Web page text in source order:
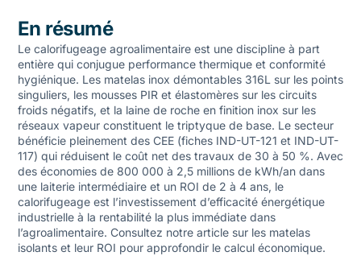
En résumé
Le calorifugeage agroalimentaire est une discipline à part
entière qui conjugue performance thermique et conformité
hygiénique. Les matelas inox démontables 316L sur les points
singuliers, les mousses PIR et élastomères sur les circuits
froids négatifs, et la laine de roche en finition inox sur les
réseaux vapeur constituent le triptyque de base. Le secteur
bénéficie pleinement des CEE (fiches IND-UT-121 et IND-UT-
117) qui réduisent le coût net des travaux de 30 à 50 %. Avec
des économies de 800 000 à 2,5 millions de kWh/an dans
une laiterie intermédiaire et un ROI de 2 à 4 ans, le
calorifugeage est l’investissement d’efficacité énergétique
industrielle à la rentabilité la plus immédiate dans
l’agroalimentaire. Consultez notre article sur les matelas
isolants et leur ROI pour approfondir le calcul économique.